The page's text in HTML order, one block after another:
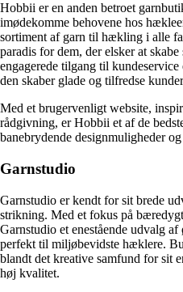
Hobbii er en anden betroet
imødekomme behovene hos
sortiment af garn til hækling i alle
paradis for dem, der elsker at
engagerede tilgang til
den skaber glade og tilfredse
Med et brugervenligt website,
rådgivning, er Hobbii et af de
banebrydende designmuligheder
Garnstudio
Garnstudio er kendt for sit brede
strikning. Med et fokus på
Garnstudio et enestående udvalg
perfekt til miljøbevidste hæklere.
blandt det kreative samfund for sit
høj kvalitet.